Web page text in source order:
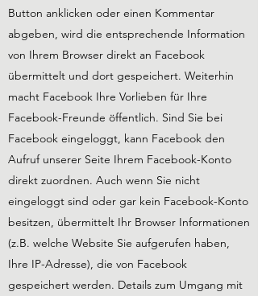
Button anklicken oder einen Kommentar
abgeben, wird die entsprechende Information
von Ihrem Browser direkt an Facebook
übermittelt und dort gespeichert. Weiterhin
macht Facebook Ihre Vorlieben für Ihre
Facebook-Freunde öffentlich. Sind Sie bei
Facebook eingeloggt, kann Facebook den
Aufruf unserer Seite Ihrem Facebook-Konto
direkt zuordnen. Auch wenn Sie nicht
eingeloggt sind oder gar kein Facebook-Konto
besitzen, übermittelt Ihr Browser Informationen
(z.B. welche Website Sie aufgerufen haben,
Ihre IP-Adresse), die von Facebook
gespeichert werden. Details zum Umgang mit